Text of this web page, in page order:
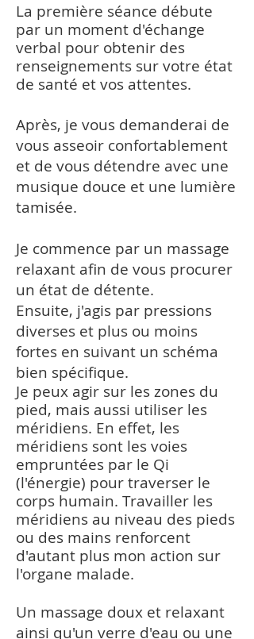
La première séance débute
par un moment d'échange
verbal pour obtenir des
renseignements sur votre état
de santé et vos attentes.
Après, je vous demanderai de
vous asseoir confortablement
et de vous détendre avec une
musique douce et une lumière
tamisée.
Je commence par un massage
relaxant afin de vous procurer
un état de détente.
Ensuite, j'agis par pressions
diverses et plus ou moins
fortes en suivant un schéma
bien spécifique.
Je peux agir sur les zones du
pied, mais aussi utiliser les
méridiens. En effet, les
méridiens sont les voies
empruntées par le Qi
(l'énergie) pour traverser le
corps humain. Travailler les
méridiens au niveau des pieds
ou des mains renforcent
d'autant plus mon action sur
l'organe malade.
Un massage doux et relaxant
ainsi qu'un verre d'eau ou une